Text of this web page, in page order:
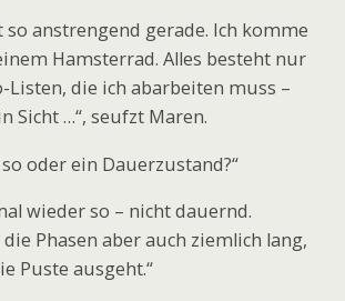
so anstrengend gerade. Ich komme
Hamsterrad. Alles besteht nur
Listen, die ich abarbeiten muss –
Sicht …“, seufzt Maren.
oder ein Dauerzustand?“
wieder so – nicht dauernd.
Phasen aber auch ziemlich lang,
Puste ausgeht.“